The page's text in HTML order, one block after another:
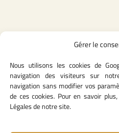
Gérer le
Nous utilisons les cookies de
navigation des visiteurs sur
navigation sans modifier vos
de ces cookies. Pour en savoir
Légales de notre site.
Contenu
CGU
Mentions
Politique des